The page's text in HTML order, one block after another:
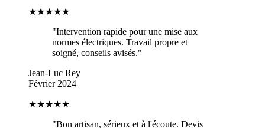
★★★★★
"Intervention rapide pour une mise aux
normes électriques. Travail propre et
soigné, conseils avisés."
Jean-Luc Rey
Février 2024
★★★★★
"Bon artisan, sérieux et à l'écoute. Devis